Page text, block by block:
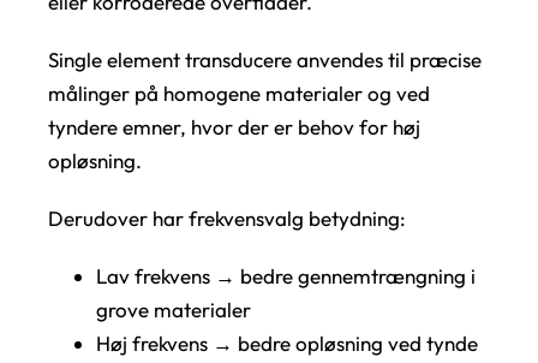
Single element transducere anvendes til præcise
målinger på homogene materialer og ved
tyndere emner, hvor der er behov for høj
opløsning.
Derudover har frekvensvalg betydning:
Lav frekvens → bedre gennemtrængning i
grove materialer
Høj frekvens → bedre opløsning ved tynde